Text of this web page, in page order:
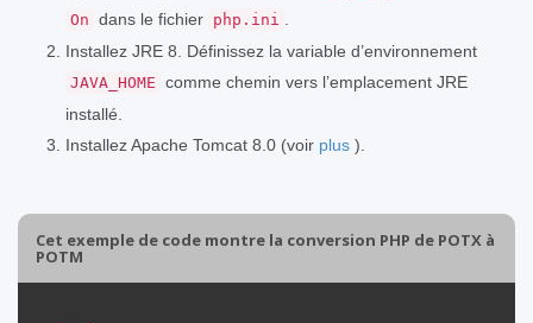
On dans le fichier php.ini
Installez JRE 8. Définissez la variable d’environnement
JAVA_HOME comme chemin vers l’emplacement JRE
installé.
Installez Apache Tomcat 8.0 (voir plus ).
Cet exemple de code montre la conversion PHP de POTX à
POTM